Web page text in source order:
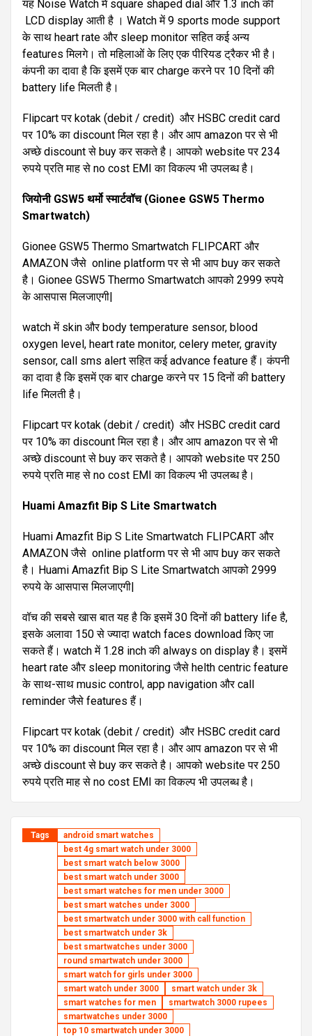
यह Noise Watch में square shaped dial और 1.3 inch की
LCD display आती है । Watch में 9 sports mode support
के साथ heart rate और sleep monitor सहित कई अन्य
features मिलगे। तो महिलाओं के लिए एक पीरियड ट्रैकर भी है।
कंपनी का दावा है कि इसमें एक बार charge करने पर 10 दिनों की
battery life मिलती है।
Flipcart पर kotak (debit / credit) और HSBC credit card
पर 10% का discount मिल रहा है। और आप amazon पर से भी
अच्छे discount से buy कर सकते है। आपको website पर 234
रुपये प्रति माह से no cost EMI का विकल्प भी उपलब्ध है।
जियोनीGSW5 थर्मो स्मार्टवॉच(Gionee GSW5 Thermo
Smartwatch)
Gionee GSW5 Thermo Smartwatch FLIPCART और
AMAZON जैसे online platform पर से भी आप buy कर सकते
है। Gionee GSW5 Thermo Smartwatch आपको 2999 रुपये
के आसपास मिलजाएगी|
watch में skin और body temperature sensor, blood
oxygen level, heart rate monitor, celery meter, gravity
sensor, call sms alert सहित कई advance feature हैं। कंपनी
का दावा है कि इसमें एक बार charge करने पर 15 दिनों की battery
life मिलती है।
Flipcart पर kotak (debit / credit) और HSBC credit card
पर 10% का discount मिल रहा है। और आप amazon पर से भी
अच्छे discount से buy कर सकते है। आपको website पर 250
रुपये प्रति माह से no cost EMI का विकल्प भी उपलब्ध है।
Huami Amazfit Bip S Lite Smartwatch
Huami Amazfit Bip S Lite Smartwatch FLIPCART और
AMAZON जैसे online platform पर से भी आप buy कर सकते
है। Huami Amazfit Bip S Lite Smartwatch आपको 2999
रुपये के आसपास मिलजाएगी|
वॉच की सबसे खास बात यह है कि इसमें 30 दिनों की battery life है,
इसके अलावा 150 से ज्यादा watch faces download किए जा
सकते हैं। watch में 1.28 inch की always on display है। इसमें
heart rate और sleep monitoring जैसे helth centric feature
के साथ-साथ music control, app navigation और call
reminder जैसे features हैं।
Flipcart पर kotak (debit / credit) और HSBC credit card
पर 10% का discount मिल रहा है। और आप amazon पर से भी
अच्छे discount से buy कर सकते है। आपको website पर 250
रुपये प्रति माह से no cost EMI का विकल्प भी उपलब्ध है।
Tags
android smart watches
best 4g smart watch under 3000
best smart watch below 3000
best smart watch under 3000
best smart watches for men under 3000
best smart watches under 3000
best smartwatch under 3000 with call function
best smartwatch under 3k
best smartwatches under 3000
round smartwatch under 3000
smart watch for girls under 3000
smart watch under 3000
smart watch under 3k
smart watches for men
smartwatch 3000 rupees
smartwatches under 3000
top 10 smartwatch under 3000